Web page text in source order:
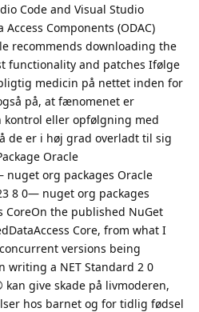
Code and Visual Studio
Components (ODAC)
recommends downloading the
functionality and patches Ifølge
medicin på nettet inden for
på, at fænomenet er
kontrol eller opfølgning med
de er i høj grad overladt til sig
Oracle
nuget org packages Oracle
8 0— nuget org packages
CoreOn the published NuGet
Core, from what I
versions being
writing a NET Standard 2 0
give skade på livmoderen,
hos barnet og for tidlig fødsel